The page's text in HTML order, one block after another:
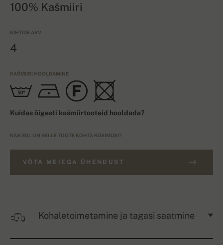
100% Kašmiiri
KIHTIDE ARV
4
KAŠMIIRI HOOLDAMINE
Kuidas õigesti kašmiirtooteid hooldada?
KAS SUL ON SELLE TOOTE KOHTA KÜSIMUSI?
VÕTA MEIEGA ÜHENDUST
Kohaletoimetamine ja tagasi saatmine